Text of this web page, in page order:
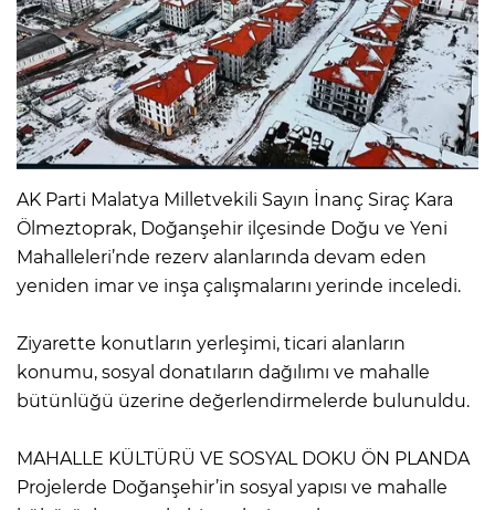
AK Parti Malatya Milletvekili Sayın İnanç Siraç Kara
Ölmeztoprak, Doğanşehir ilçesinde Doğu ve Yeni
Mahalleleri’nde rezerv alanlarında devam eden
yeniden imar ve inşa çalışmalarını yerinde inceledi.
Ziyarette konutların yerleşimi, ticari alanların
konumu, sosyal donatıların dağılımı ve mahalle
bütünlüğü üzerine değerlendirmelerde bulunuldu.
MAHALLE KÜLTÜRÜ VE SOSYAL DOKU ÖN PLANDA
Projelerde Doğanşehir’in sosyal yapısı ve mahalle